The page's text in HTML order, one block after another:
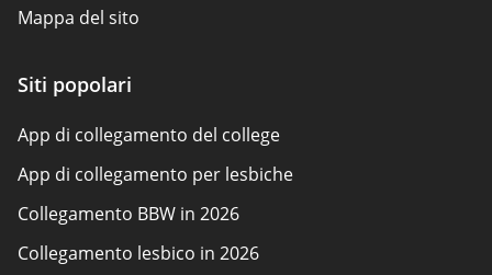
Mappa del sito
Panoramica della politica
Siti popolari
App di collegamento del college
App di collegamento per lesbiche
Collegamento BBW in 2026
Collegamento lesbico in 2026